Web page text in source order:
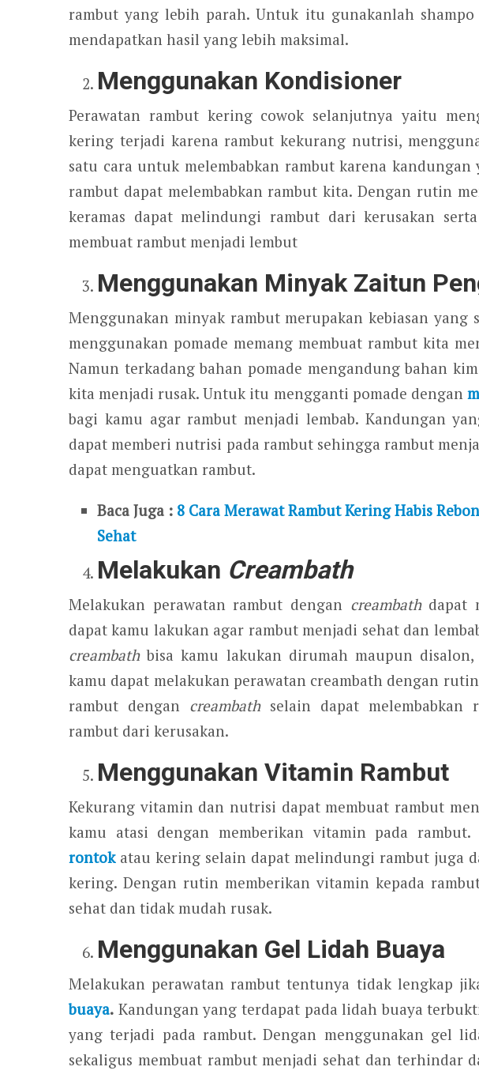
rambut yang lebih parah. Untuk itu gunakanlah
mendapatkan hasil yang lebih maksimal.
Menggunakan Kondisioner
Perawatan rambut kering cowok selanjutnya yaitu
kering terjadi karena rambut kekurang nutrisi,
satu cara untuk melembabkan rambut karena
rambut dapat melembabkan rambut kita. Dengan rutin
keramas dapat melindungi rambut dari kerusakan
membuat rambut menjadi lembut
Menggunakan Minyak Zaitun
Menggunakan minyak rambut merupakan kebiasan
menggunakan pomade memang membuat rambut kita
Namun terkadang bahan pomade mengandung bahan
kita menjadi rusak. Untuk itu mengganti pomade dengan
bagi kamu agar rambut menjadi lembab. Kandungan
dapat memberi nutrisi pada rambut sehingga rambut
dapat menguatkan rambut.
Baca Juga : 8 Cara Merawat Rambut Kering Habis
Sehat
Melakukan Creambath
Melakukan perawatan rambut dengan creambathdapat
dapat kamu lakukan agar rambut menjadi sehat dan
creambathbisa kamu lakukan dirumah maupun
kamu dapat melakukan perawatan creambath dengan
rambut dengan creambathselain dapat melembabkan
rambut dari kerusakan.
Menggunakan Vitamin Rambut
Kekurang vitamin dan nutrisi dapat membuat rambut
kamu atasi dengan memberikan vitamin pada
rontokatau kering selain dapat melindungi rambut juga
kering. Dengan rutin memberikan vitamin kepada
sehat dan tidak mudah rusak.
Menggunakan Gel Lidah Buaya
Melakukan perawatan rambut tentunya tidak lengkap
buaya. Kandungan yang terdapat pada lidah buaya
yang terjadi pada rambut. Dengan menggunakan gel
sekaligus membuat rambut menjadi sehat dan terhindar